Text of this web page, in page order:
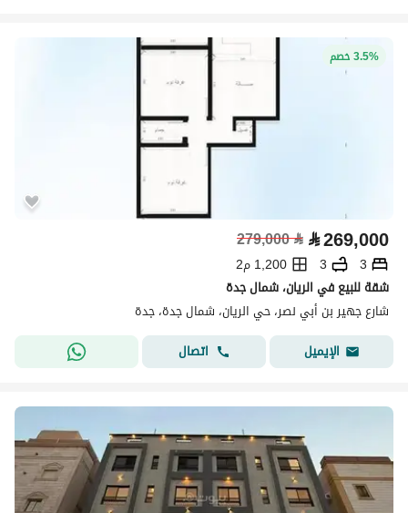
3.5% خصم
⃁269,000
⃁
279,000
3
3
1,200 م2
شقة للبيع في الريان، شمال جدة
شارع جهير بن أبي نصر، حي الريان، شمال جدة، جدة
الإيميل
اتصال